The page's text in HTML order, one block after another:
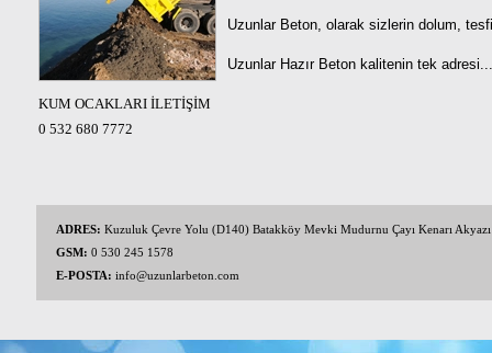
Uzunlar Beton, olarak sizlerin dolum,
Uzunlar Hazır Beton kalitenin tek adresi...
KUM OCAKLARI İLETİŞİM
0 532 680 7772
ADRES: Kuzuluk Çevre Yolu (D140) Batakköy Mevki Mudurnu Çayı Kenarı
GSM: 0 530 245 1578
E-POSTA: info@uzunlarbeton.com